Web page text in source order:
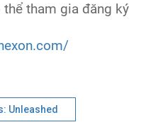
tham gia đăng ký
Unleashed